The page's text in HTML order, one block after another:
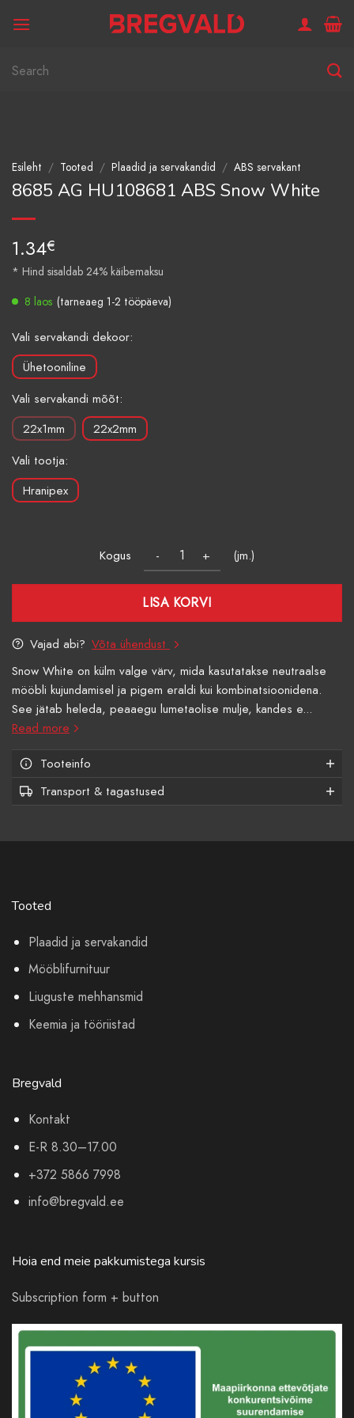
Otsi:
Esileht / Tooted / Plaadid ja servakandid / ABS servakant
8685 AG HU108681 ABS Snow White
1.34€
* Hind sisaldab 24% käibemaksu
8 laos (tarneaeg 1-2 tööpäeva)
Vali servakandi dekoor:
Ühetooniline
Vali servakandi mõõt:
22x1mm
22x2mm
Vali tootja:
Hranipex
Kogus (jm.)
LISA KORVI
Vajad abi? Võta ühendust
Snow White on külm valge värv, mida kasutatakse neutraalse
mööbli kujundamisel ja pigem eraldi kui kombinatsioonidena.
See jätab heleda, peaaegu lumetaolise mulje, kandes e...
Read more
Tooteinfo
Transport & tagastused
Tooted
Plaadid ja servakandid
Mööblifurnituur
Liuguste mehhansmid
Keemia ja tööriistad
Bregvald
Kontakt
E-R 8.30–17.00
+372 5866 7998
info@bregvald.ee
Hoia end meie pakkumistega kursis
Subscription form + button